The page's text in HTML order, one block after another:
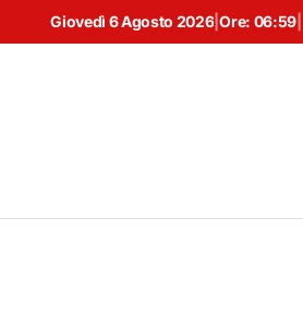
Giovedì 6 Agosto 2026 |Ore: 06:59|